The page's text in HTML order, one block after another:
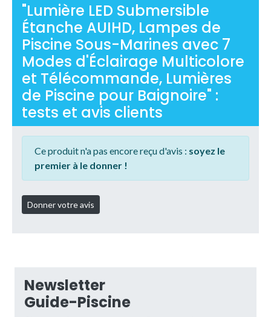
"Lumière LED Submersible
Étanche AUIHD, Lampes de
Piscine Sous-Marines avec 7
Modes d'Éclairage Multicolore
et Télécommande, Lumières
de Piscine pour Baignoire" :
tests et avis clients
Ce produit n'a pas encore reçu d'avis : soyez le
premier à le donner !
Newsletter
Guide-Piscine